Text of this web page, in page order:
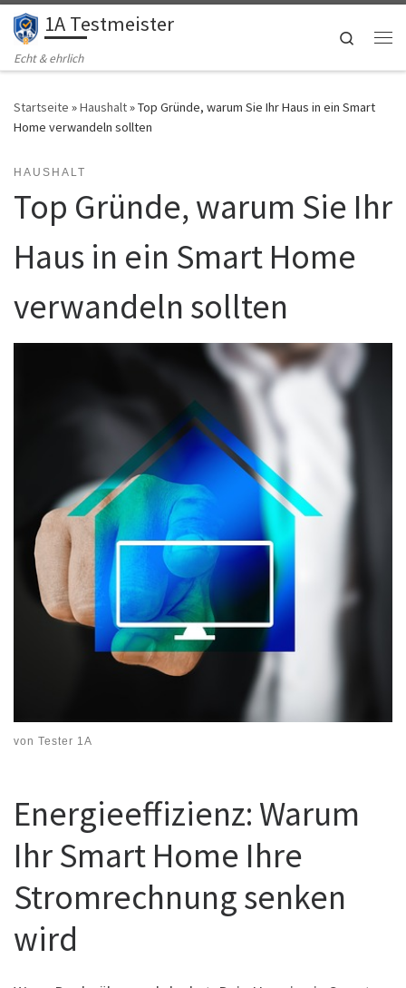
Zum Inhalt springen
1A Testmeister
Echt & ehrlich
Search
Startseite »Haushalt»Top Gründe, warum Sie Ihr Haus in ein Smart
Home verwandeln sollten
HAUSHALT
Top Gründe, warum Sie Ihr
Haus in ein Smart Home
verwandeln sollten
von Tester 1A
Energieeffizienz: Warum
Ihr Smart Home Ihre
Stromrechnung senken
wird